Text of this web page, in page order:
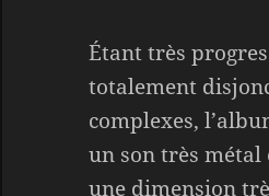
Étant très
totalement
complexes,
un son très métal
une dimension